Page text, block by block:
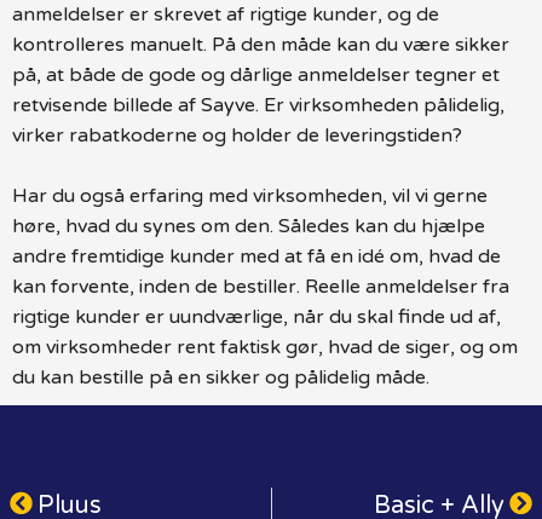
anmeldelser er skrevet af rigtige kunder, og de
kontrolleres manuelt. På den måde kan du være sikker
på, at både de gode og dårlige anmeldelser tegner et
retvisende billede af Sayve. Er virksomheden pålidelig,
virker rabatkoderne og holder de leveringstiden?
Har du også erfaring med virksomheden, vil vi gerne
høre, hvad du synes om den. Således kan du hjælpe
andre fremtidige kunder med at få en idé om, hvad de
kan forvente, inden de bestiller. Reelle anmeldelser fra
rigtige kunder er uundværlige, når du skal finde ud af,
om virksomheder rent faktisk gør, hvad de siger, og om
du kan bestille på en sikker og pålidelig måde.
Pluus Basic + Ally